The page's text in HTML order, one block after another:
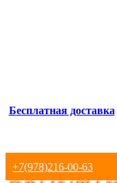
Бесплатная доставка
+7(978)216-00-63